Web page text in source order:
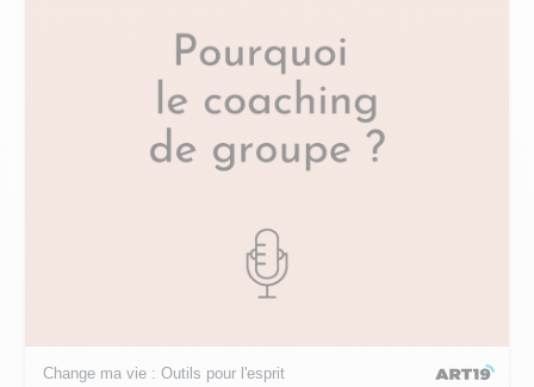
Change ma vie : Outils pour l'esprit